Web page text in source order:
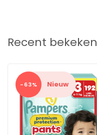
Recent bekeken
-63% Nieuw